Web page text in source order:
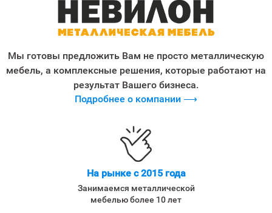
Мы готовы предложить Вам не просто металлическую
мебель, а комплексные решения, которые работают на
результат Вашего бизнеса.
Подробнее о компании ⟶
На рынке с 2015 года
Занимаемся металлической
мебелью более 10 лет